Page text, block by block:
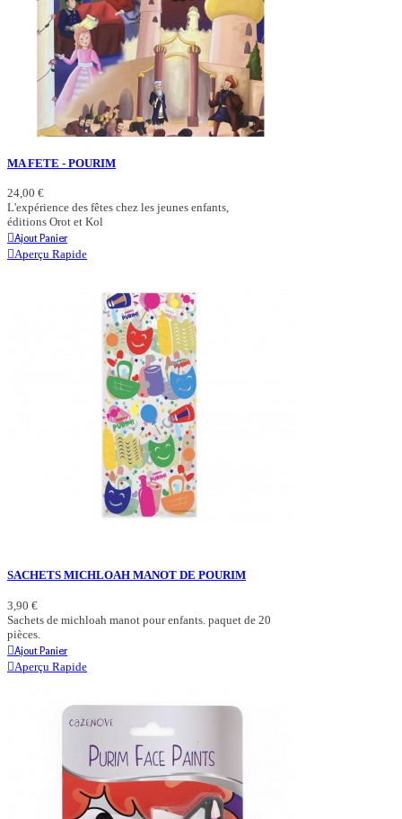
MA FETE - POURIM
24,00 €
L'expérience des fêtes chez les jeunes enfants,
éditions Orot et Kol
Ajout Panier
Aperçu Rapide
SACHETS MICHLOAH MANOT DE POURIM
3,90 €
Sachets de michloah manot pour enfants. paquet de 20
pièces.
Ajout Panier
Aperçu Rapide